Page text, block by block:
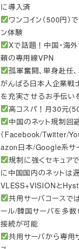
に導入済
ワンコイン（500円）
ン体験
Xで話題！中国・海
頼の専用線VPN
孤軍奮闘、単身赴任
がんばる日本人企業戦
を充実させるお手伝い
高コスパ！月30元
中国のネット規制回
（Facebook/Twitter/
azon日本/Google系サ
規制に強くセキュア
に中国国内のネットは
VLESS+VISIONと
共用サーバコースで
ール/韓国サーバを多数
接続が可能
共用サーバから専用